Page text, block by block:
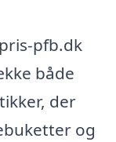
pfb.dk
både
der
og